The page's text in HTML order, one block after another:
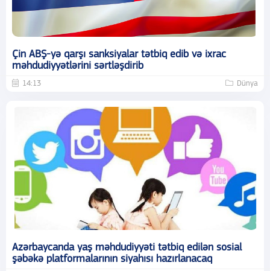
Çin ABŞ-yə qarşı sanksiyalar tətbiq edib və ixrac
məhdudiyyətlərini sərtləşdirib
14:13 Dünya
Azərbaycanda yaş məhdudiyyəti tətbiq edilən sosial
şəbəkə platformalarının siyahısı hazırlanacaq